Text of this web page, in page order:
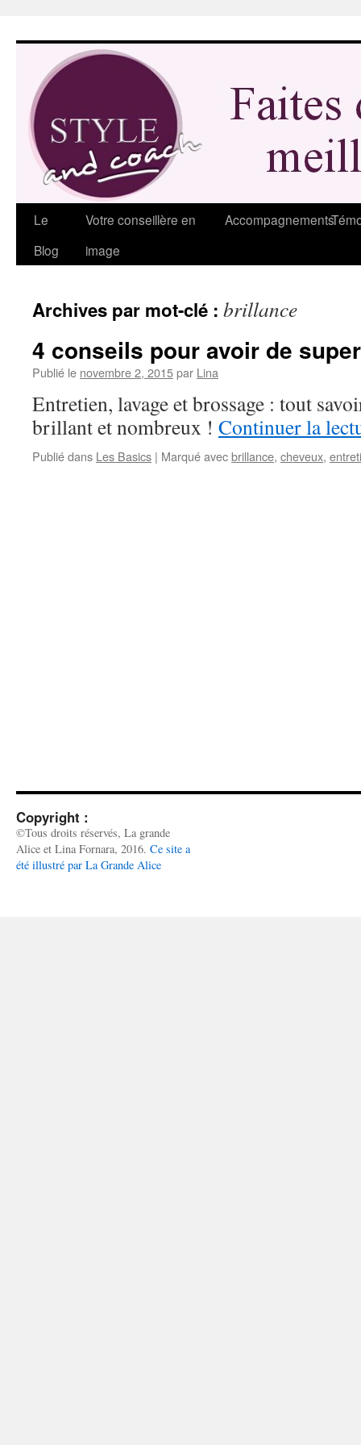
Le
Blog
Votre conseillère en
image
Accompagnements
Archives par mot-clé : brillance
4 conseils pour avoir de
Publié le novembre 2, 2015par Lina
Entretien, lavage et brossage : tout
brillant et nombreux ! Continuer la
Publié dans Les Basics | Marqué avecbrillance, cheveux,
Copyright :
©Tous droits réservés, La grande
Alice et Lina Fornara, 2016. Ce site a
été illustré par La Grande Alice